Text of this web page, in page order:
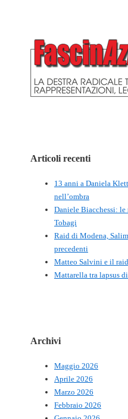
Articoli recenti
13 anni a Daniela
nell’ombra
Daniele Biacchessi:
Tobagi
Raid di Modena,
precedenti
Matteo Salvini e il
Mattarella tra lapsus
Archivi
Maggio 2026
Aprile 2026
Marzo 2026
Febbraio 2026